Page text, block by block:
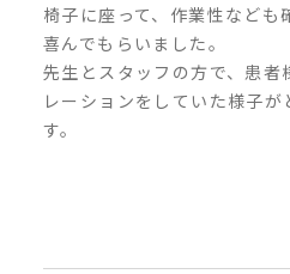
椅子に座って、作業性なども
喜んでもらいました。
先生とスタッフの方で、患者
レーションをしていた様子
す。